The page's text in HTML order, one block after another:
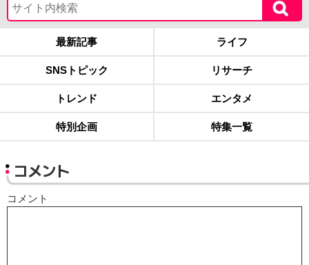
最新記事 ライフ
SNSトピック リサーチ
トレンド エンタメ
特別企画 特集一覧
コメント
コメント